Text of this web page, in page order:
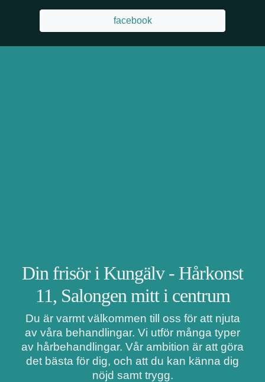
facebook
Din frisör i Kungälv - Hårkonst
11, Salongen mitt i centrum
Du är varmt välkommen till oss för att njuta
av våra behandlingar. Vi utför många typer
av hårbehandlingar. Vår ambition är att göra
det bästa för dig, och att du kan känna dig
nöjd samt trygg.